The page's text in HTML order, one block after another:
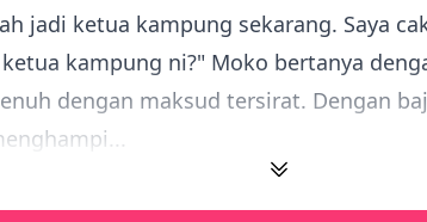
jadi ketua kampung sekarang. Saya
kampung ni?" Moko bertanya
dengan maksud tersirat. Dengan